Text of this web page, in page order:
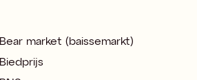
Bear market (baissemarkt)
Biedprijs